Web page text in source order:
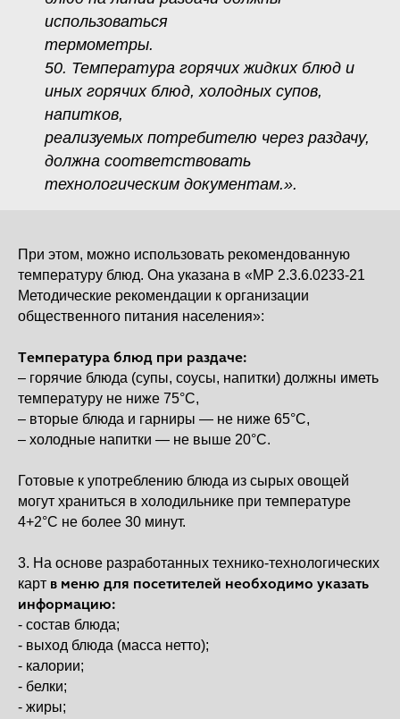
использоваться
термометры.
50. Температура горячих жидких блюд и
иных горячих блюд, холодных супов,
напитков,
реализуемых потребителю через раздачу,
должна соответствовать
технологическим документам.».
При этом, можно использовать рекомендованную
температуру блюд. Она указана в «MP 2.3.6.0233-21
Методические рекомендации к организации
общественного питания населения»:
Температура блюд при раздаче:
– горячие блюда (супы, соусы, напитки) должны иметь
температуру не ниже 75°С,
– вторые блюда и гарниры — не ниже 65°С,
– холодные напитки — не выше 20°С.
Готовые к употреблению блюда из сырых овощей
могут храниться в холодильнике при температуре
4+2°С не более 30 минут.
3. На основе разработанных технико-технологических
карт в меню для посетителей необходимо указать
информацию:
- состав блюда;
- выход блюда (масса нетто);
- калории;
- белки;
- жиры;